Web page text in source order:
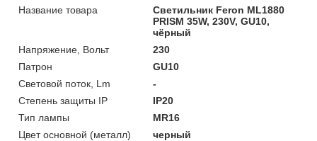
Название товара
Светильник Feron ML1880
PRISM 35W, 230V, GU10,
чёрный
Напряжение, Вольт
230
Патрон
GU10
Световой поток, Lm
-
Степень защиты IP
IP20
Тип лампы
MR16
Цвет основной (металл)
черный